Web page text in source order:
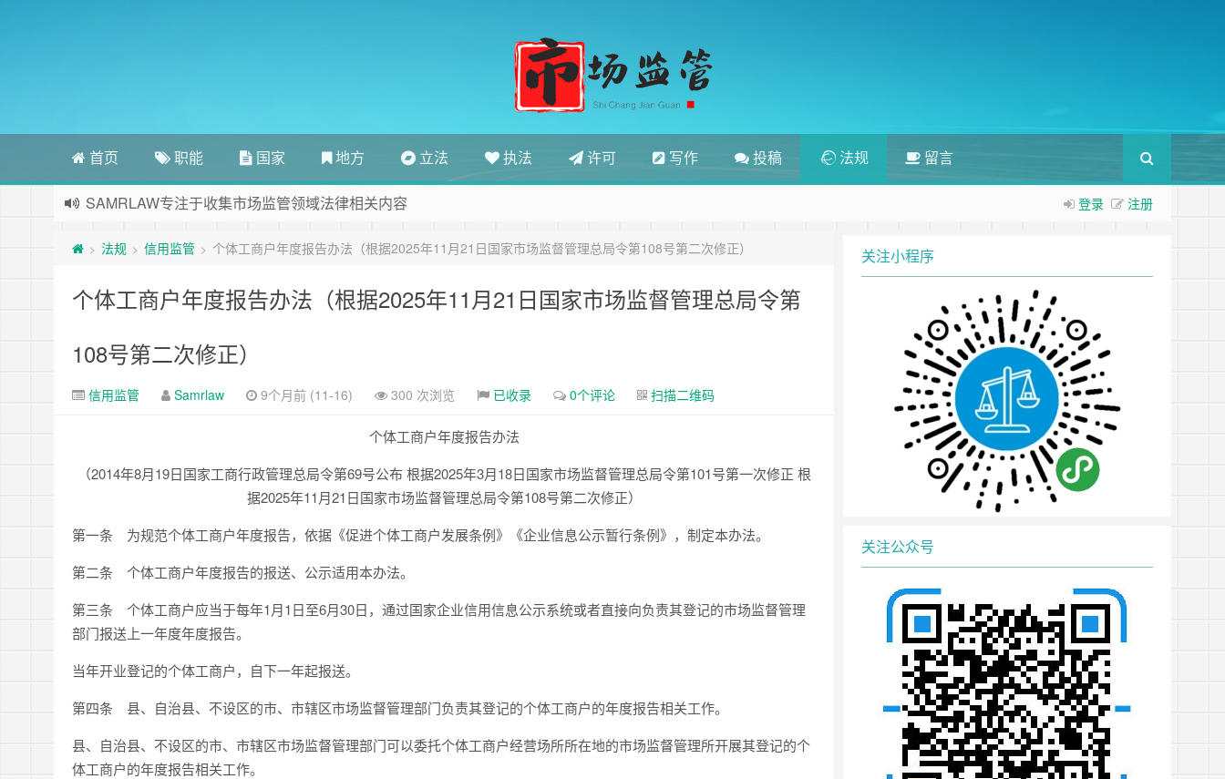
首页 职能 国家 地方 立法 执法 许可 写作 投稿 法规 留言
登录 注册
SAMRLAW专注于收集市场监管领域法律相关内容
> 法规 > 信用监管 > 个体工商户年度报告办法（根据2025年11月21日国家市场监督管理总局令第108号第二次修正）
个体工商户年度报告办法（根据2025年11月21日国家市场监督管理总局令第
108号第二次修正）
信用监管 Samrlaw 9个月前 (11-16) 300 次浏览 已收录 0个评论 扫描二维码
个体工商户年度报告办法
（2014年8月19日国家工商行政管理总局令第69号公布 根据2025年3月18日国家市场监督管理总局令第101号第一次修正 根
据2025年11月21日国家市场监督管理总局令第108号第二次修正）
第一条 为规范个体工商户年度报告，依据《促进个体工商户发展条例》《企业信息公示暂行条例》，制定本办法。
第二条 个体工商户年度报告的报送、公示适用本办法。
第三条 个体工商户应当于每年1月1日至6月30日，通过国家企业信用信息公示系统或者直接向负责其登记的市场监督管理
部门报送上一年度年度报告。
当年开业登记的个体工商户，自下一年起报送。
第四条 县、自治县、不设区的市、市辖区市场监督管理部门负责其登记的个体工商户的年度报告相关工作。
县、自治县、不设区的市、市辖区市场监督管理部门可以委托个体工商户经营场所所在地的市场监督管理所开展其登记的个
体工商户的年度报告相关工作。
关注小程序
关注公众号